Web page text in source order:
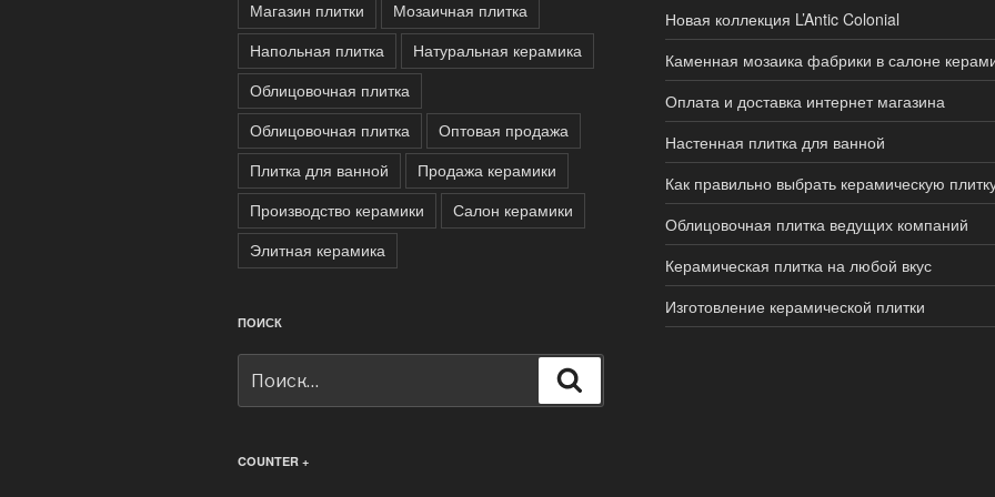
Магазин плитки
Мозаичная плитка
Напольная плитка
Натуральная керамика
Облицовочная плитка
Облицовочная плитка
Оптовая продажа
Плитка для ванной
Продажа керамики
Производство керамики
Салон керамики
Элитная керамика
ПОИСК
COUNTER +
Новая коллекция L’Antic Colonial
Каменная мозаика фабрики в салоне
Оплата и доставка интернет магазина
Настенная плитка для ванной
Как правильно выбрать керамическую
Облицовочная плитка ведущих компаний
Керамическая плитка на любой вкус
Изготовление керамической плитки